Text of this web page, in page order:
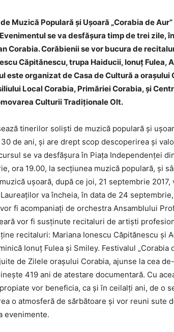
Muzică Populară şi Uşoară „Corabia de
se va desfăşura timp de trei zile,
Corabia.Corăbienii se vor bucura de
Căpitănescu, trupa Haiducii, Ionuţ Fulea,
este organizat de Casa de Cultură a
Local Corabia, Primăriei Corabia, şi
Culturii Tradiţionale Olt.
tinerilor solişti de muzică populară şi
de ani, şi are drept scop descoperirea şi
se va desfăşura în Piaţa Independenţei
ora 19.00, la secţiunea muzică populară, şi
uşoară, după ce joi, 21 septembrie
va încheia, în data de 24
fi acompaniaţi de orchestra Ansamblului
vor fi susţinute recitaluri de artişti
recitaluri: Mariana Ionescu Căpitănescu şi
Ionuţ Fulea şi Smiley. Festivalul „Corabia
de Zilele oraşului Corabia, ajunse la cea
419 ani de atestare documentară. Cu
vor beneficia, ca şi în ceilalţi ani, de o
o atmosferă de sărbătoare şi vor reuni sute
evenimente.